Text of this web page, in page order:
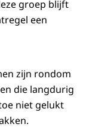
groep blijft
een
zijn rondom
die langdurig
niet gelukt